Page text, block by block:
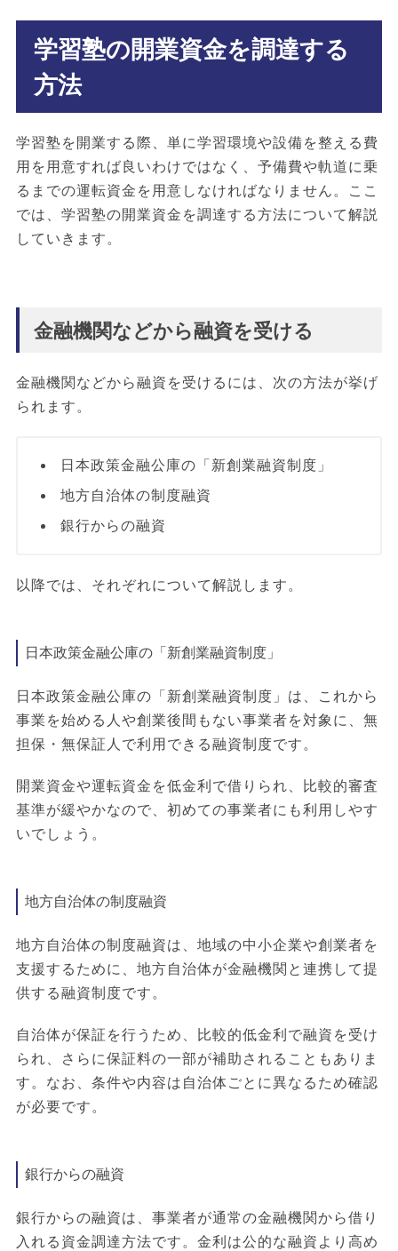
学習塾の開業資金を調達する
方法
学習塾を開業する際、単に学習環境や設備を整える費
用を用意すれば良いわけではなく、予備費や軌道に乗
るまでの運転資金を用意しなければなりません。ここ
では、学習塾の開業資金を調達する方法について解説
していきます。
金融機関などから融資を受ける
金融機関などから融資を受けるには、次の方法が挙げ
られます。
日本政策金融公庫の「新創業融資制度」
地方自治体の制度融資
銀行からの融資
以降では、それぞれについて解説します。
日本政策金融公庫の「新創業融資制度」
日本政策金融公庫の「新創業融資制度」は、これから
事業を始める人や創業後間もない事業者を対象に、無
担保・無保証人で利用できる融資制度です。
開業資金や運転資金を低金利で借りられ、比較的審査
基準が緩やかなので、初めての事業者にも利用しやす
いでしょう。
地方自治体の制度融資
地方自治体の制度融資は、地域の中小企業や創業者を
支援するために、地方自治体が金融機関と連携して提
供する融資制度です。
自治体が保証を行うため、比較的低金利で融資を受け
られ、さらに保証料の一部が補助されることもありま
す。なお、条件や内容は自治体ごとに異なるため確認
が必要です。
銀行からの融資
銀行からの融資は、事業者が通常の金融機関から借り
入れる資金調達方法です。金利は公的な融資より高め